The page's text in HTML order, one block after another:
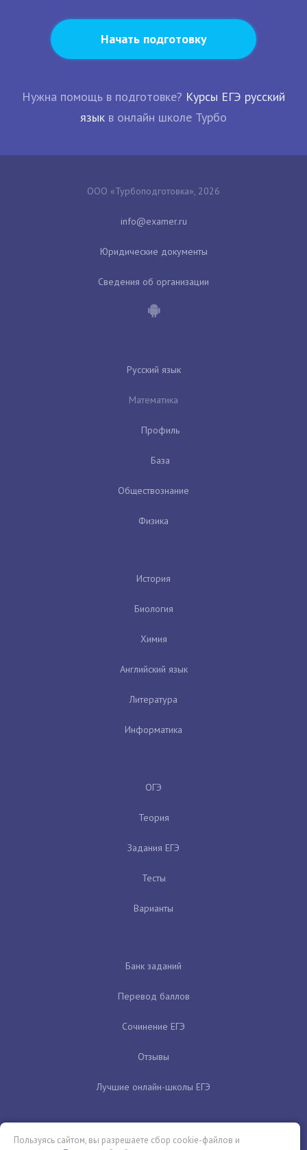
Начать подготовку
Нужна помощь в подготовке? Курсы ЕГЭ русский
язык в онлайн школе Турбо
ООО «Турбоподготовка», 2026
Юридические документы
Сведения об организации
Русский язык
Математика
Профиль
База
Обществознание
Физика
История
Биология
Химия
Английский язык
Литература
Информатика
ОГЭ
Теория
Задания ЕГЭ
Тесты
Варианты
Банк заданий
Перевод баллов
Сочинение ЕГЭ
Отзывы
Лучшие онлайн-школы ЕГЭ
Пользуясь сайтом, вы разрешаете сбор cookie-файлов и